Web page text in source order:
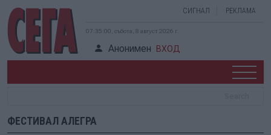
СИГНАЛ РЕКЛАМА
07:35:00, събота, 8 август 2026 г.
Анонимен ВХОД
ФЕСТИВАЛ АЛЕГРА